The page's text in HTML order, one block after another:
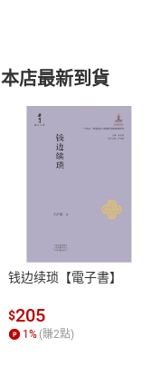
付款方式
ATM轉帳、信用卡、
本店最新到貨
钱边续琐【電子書】
$205
1% (賺2點)